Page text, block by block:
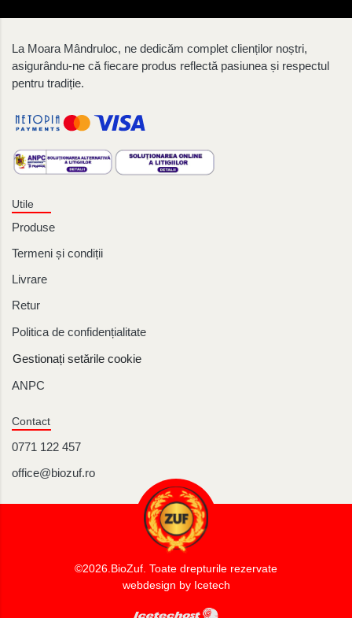
La Moara Mândruloc, ne dedicăm complet clienților noștri,
asigurându-ne că fiecare produs reflectă pasiunea și respectul
pentru tradiție.
Utile
Produse
Termeni și condiții
Livrare
Retur
Politica de confidențialitate
Gestionați setările cookie
ANPC
Contact
0771 122 457
office@biozuf.ro
©2026.BioZuf. Toate drepturile rezervate
webdesign by Icetech